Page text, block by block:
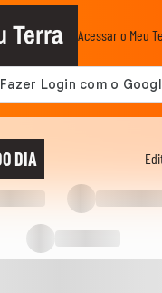
Terra Acessar o Meu
DIA